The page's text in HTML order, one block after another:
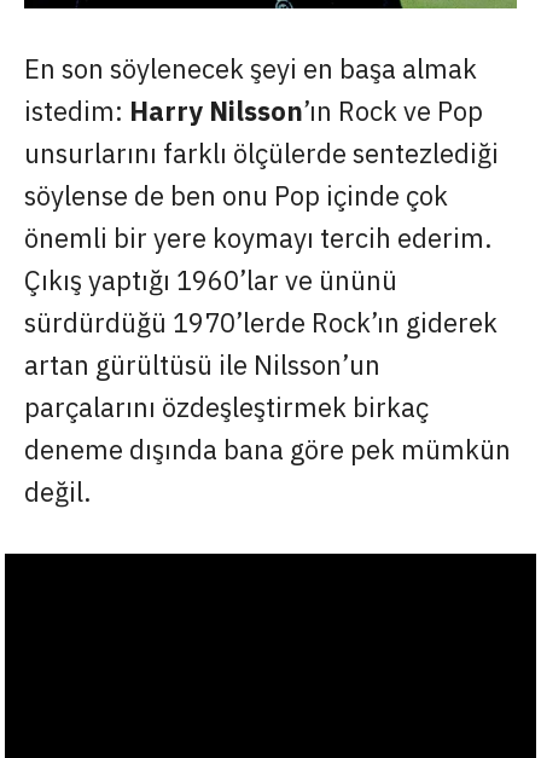
En son söylenecek şeyi en başa almak
istedim: Harry Nilsson’ın Rock ve Pop
unsurlarını farklı ölçülerde sentezlediği
söylense de ben onu Pop içinde çok
önemli bir yere koymayı tercih ederim.
Çıkış yaptığı 1960’lar ve ününü
sürdürdüğü 1970’lerde Rock’ın giderek
artan gürültüsü ile Nilsson’un
parçalarını özdeşleştirmek birkaç
deneme dışında bana göre pek mümkün
değil.